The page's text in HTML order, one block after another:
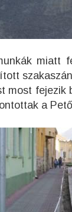
miatt
most fejezik
a